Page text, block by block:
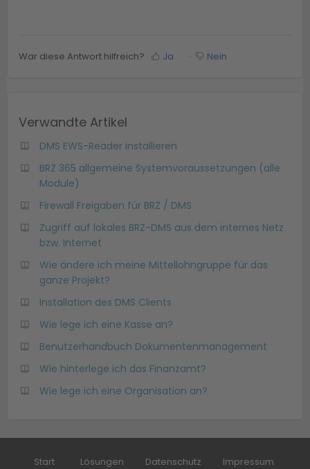
War diese Antwort hilfreich? Ja Nein
Verwandte Artikel
DMS EWS-Reader installieren
BRZ 365 allgemeine Systemvoraussetzungen (alle
Module)
Firewall Freigaben für BRZ / DMS
Zugriff auf lokales BRZ-DMS aus dem internes Netz
bzw. Internet
Wie ändere ich meine Mittellohngruppe für das
ganze Projekt?
Installation des DMS Clients
Wie lege ich eine Kasse an?
Benutzerhandbuch Dokumentenmanagement
Wie hinterlege ich das Finanzamt?
Wie lege ich eine Organisation an?
Start Lösungen Datenschutz
Impressum